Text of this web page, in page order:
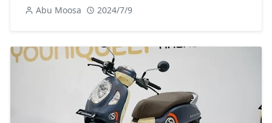
Abu Moosa 2024/7/9